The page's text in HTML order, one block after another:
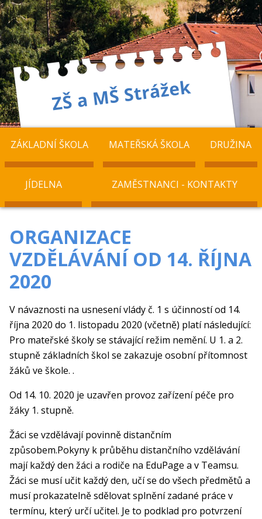
ZÁKLADNÍ ŠKOLA MATEŘSKÁ ŠKOLA DRUŽINA
JÍDELNA ZAMĚSTNANCI - KONTAKTY
ORGANIZACE
VZDĚLÁVÁNÍ OD 14. ŘÍJNA
2020
V návaznosti na usnesení vlády č. 1 s účinností od 14.
října 2020 do 1. listopadu 2020 (včetně) platí následující:
Pro mateřské školy se stávající režim nemění. U 1. a 2.
stupně základních škol se zakazuje osobní přítomnost
žáků ve škole. .
Od 14. 10. 2020 je uzavřen provoz zařízení péče pro
žáky 1. stupně.
Žáci se vzdělávají povinně distančním
způsobem.Pokyny k průběhu distančního vzdělávání
mají každý den žáci a rodiče na EduPage a v Teamsu.
Žáci se musí učit každý den, učí se do všech předmětů a
musí prokazatelně sdělovat splnění zadané práce v
termínu, který určí učitel. Je to podklad pro potvrzení